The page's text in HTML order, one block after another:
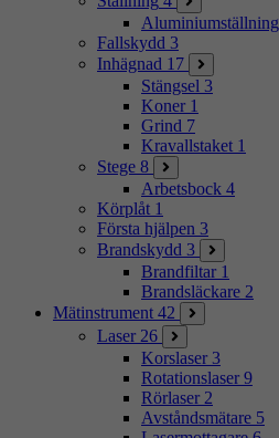
Aluminiumställning
Fallskydd 3
Inhägnad 17
Stängsel 3
Koner 1
Grind 7
Kravallstaket 1
Stege 8
Arbetsbock 4
Körplåt 1
Första hjälpen 3
Brandskydd 3
Brandfiltar 1
Brandsläckare 2
Mätinstrument 42
Laser 26
Korslaser 3
Rotationslaser 9
Rörlaser 2
Avståndsmätare 5